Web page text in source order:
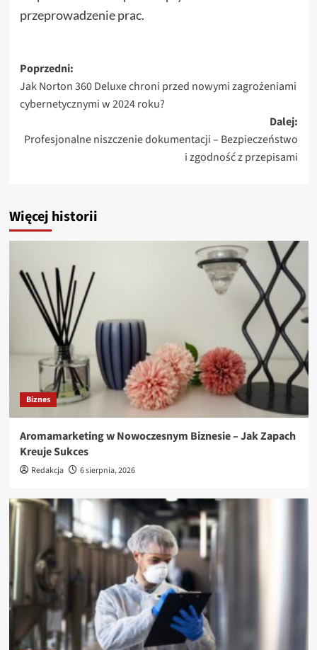
przeprowadzenie prac.
Zobacz
wpisy
Poprzedni:
Jak Norton 360 Deluxe chroni przed nowymi zagrożeniami
cybernetycznymi w 2024 roku?
Dalej:
Profesjonalne niszczenie dokumentacji – Bezpieczeństwo
i zgodność z przepisami
Więcej historii
Biznes
Aromamarketing w Nowoczesnym Biznesie – Jak Zapach
Kreuje Sukces
Redakcja 6 sierpnia, 2026